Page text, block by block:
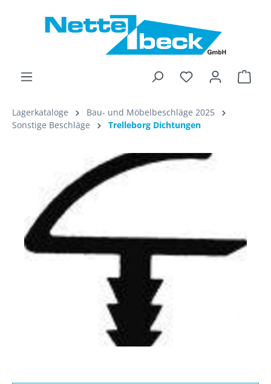
Lagerkataloge
Bau- und Möbelbeschläge 2025
Sonstige Beschläge
Trelleborg Dichtungen